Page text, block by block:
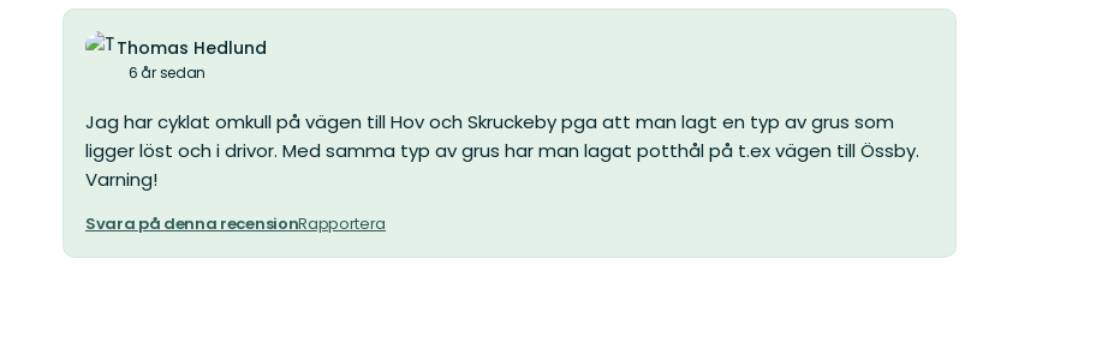
Thomas Hedlund
6 år sedan
Jag har cyklat omkull på vägen till Hov och Skruckeby pga att man lagt en typ av grus som
ligger löst och i drivor. Med samma typ av grus har man lagat potthål på t.ex vägen till Össby.
Varning!
Svara på denna recensionRapportera